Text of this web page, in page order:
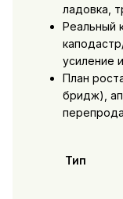
ладовка,
Реальный
усиление
План
бридж),
Тип